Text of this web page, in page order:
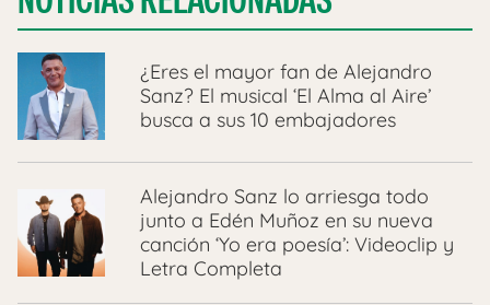
¿Eres el mayor fan de Alejandro
Sanz? El musical ‘El Alma al Aire’
busca a sus 10 embajadores
Alejandro Sanz lo arriesga todo
junto a Edén Muñoz en su nueva
canción ‘Yo era poesía’: Videoclip y
Letra Completa